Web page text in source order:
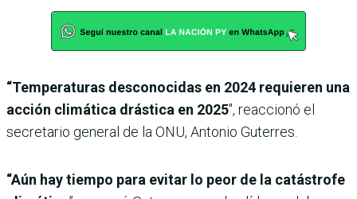
“Temperaturas desconocidas en 2024 requieren una
acción climática drástica en 2025″, reaccionó el
secretario general de la ONU, Antonio Guterres.
“Aún hay tiempo para evitar lo peor de la catástrofe